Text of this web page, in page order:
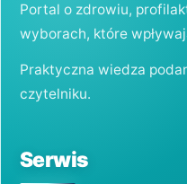
Portal o zdrowiu,
wyborach, które
Praktyczna wiedza
czytelniku.
Serwis